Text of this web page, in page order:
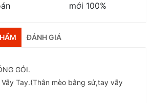
mới 100%
ĐÁNH GIÁ
GÓI.
Vẫy Tay.(Thân mèo bằng sứ,tay vẫy